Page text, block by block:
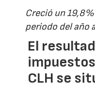
Creció un
periodo del año
El
CLH se